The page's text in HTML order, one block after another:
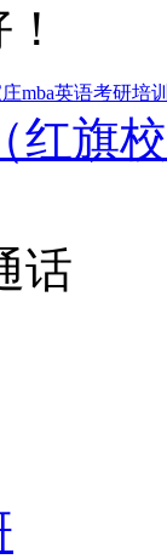
mba英语考研培
红旗
话